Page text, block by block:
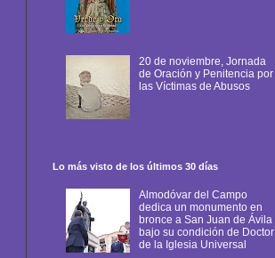
20 de noviembre, Jornada
de Oración y Penitencia por
las Víctimas de Abusos
Lo más visto de los últimos 30 días
Almodóvar del Campo
dedica un monumento en
bronce a San Juan de Ávila
bajo su condición de Doctor
de la Iglesia Universal